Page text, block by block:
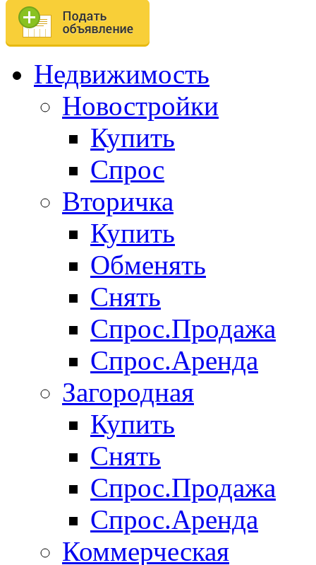
Недвижимость
Новостройки
Купить
Спрос
Вторичка
Купить
Обменять
Снять
Спрос.Продажа
Спрос.Аренда
Загородная
Купить
Снять
Спрос.Продажа
Спрос.Аренда
Коммерческая